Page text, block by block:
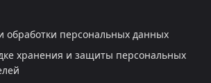
обработки персональных данных
хранения и защиты персональных